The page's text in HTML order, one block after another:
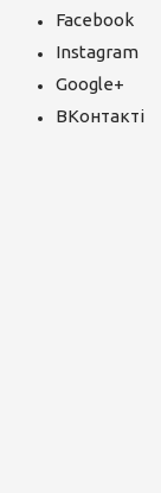
Facebook
Instagram
Google+
ВКонтакті